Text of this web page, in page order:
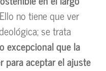
Ello no tiene que ver
se trata
excepcional que la
para aceptar el ajuste